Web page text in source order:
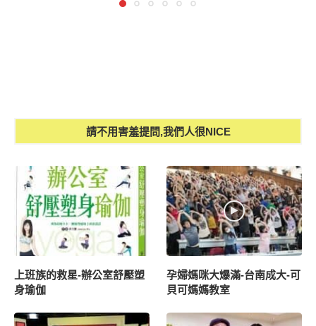
請不用害羞提問,我們人很NICE
上班族的救星-辦公室舒壓塑
身瑜伽
孕婦媽咪大爆滿-台南成大-可
貝可媽媽教室